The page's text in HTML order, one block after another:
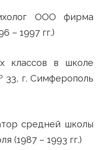
ООО фирма
– 1997 гг.)
классов в школе
г. Симферополь
средней школы
(1987 – 1993 гг.)